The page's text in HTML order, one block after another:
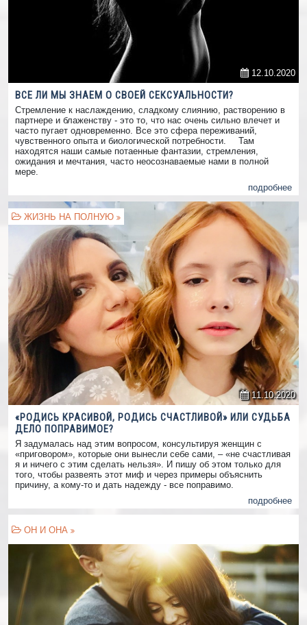
12.10.2020
ВСЕ ЛИ МЫ ЗНАЕМ О СВОЕЙ СЕКСУАЛЬНОСТИ?
Стремление к наслаждению, сладкому слиянию, растворению в
партнере и блаженству - это то, что нас очень сильно влечет и
часто пугает одновременно. Все это сфера переживаний,
чувственного опыта и биологической потребности. ⠀ Там
находятся наши самые потаенные фантазии, стремления,
ожидания и мечтания, часто неосознаваемые нами в полной
мере.
подробнее
ЖИЗНЬ НА ПОЛНУЮ
11.10.2020
«РОДИСЬ КРАСИВОЙ, РОДИСЬ СЧАСТЛИВОЙ» ИЛИ СУДЬБА
ДЕЛО ПОПРАВИМОЕ?
Я задумалась над этим вопросом, консультируя женщин с
«приговором», которые они вынесли себе сами, – «не счастливая
я и ничего с этим сделать нельзя». И пишу об этом только для
того, чтобы развеять этот миф и через примеры объяснить
причину, а кому-то и дать надежду - все поправимо.
подробнее
ОН И ОНА